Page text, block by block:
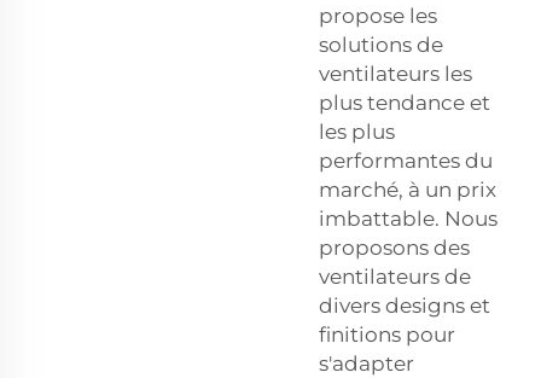
propose les
solutions de
ventilateurs les
plus tendance et
les plus
performantes du
marché, à un prix
imbattable. Nous
proposons des
ventilateurs de
divers designs et
finitions pour
s'adapter